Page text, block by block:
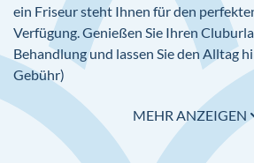
ein Friseur steht Ihnen für den
Verfügung. Genießen Sie Ihren
Behandlung und lassen Sie den Alltag
Gebühr)
Folgende Einrichtungen des
als Magic Life Gast kostenlos nutzen:
und Hallenbad.
MEHR ANZEIGEN